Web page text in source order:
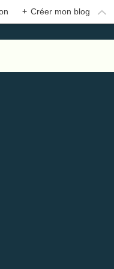
+ Créer mon blog